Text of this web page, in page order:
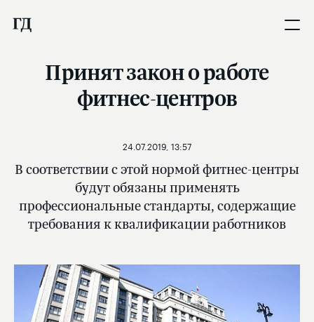
Принят закон о работе
фитнес-центров
В соответствии с этой нормой фитнес-центры
будут обязаны применять
профессиональные стандарты, содержащие
требования к квалификации работников
24.07.2019, 13:57